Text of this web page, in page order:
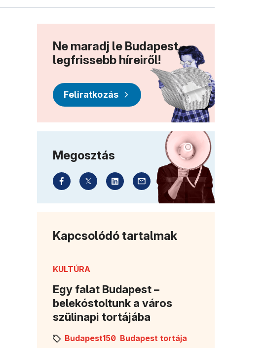
Ne maradj le Budapest
legfrissebb híreiről!
Feliratkozás
Megosztás
Kapcsolódó tartalmak
KULTÚRA
Egy falat Budapest –
belekóstoltunk a város
szülinapi tortájába
Budapest150 Budapest tortája